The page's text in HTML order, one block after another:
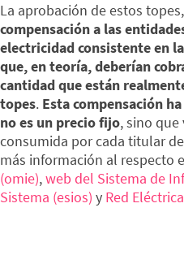
La aprobación de estos
compensación a las
electricidad consistente en
que, en teoría, deberían
cantidad que están
topes. Esta compensación
no es un precio fijo, sino que
consumida por cada titular
más información al respecto
(omie),web del Sistema de
Sistema (esios) y Red